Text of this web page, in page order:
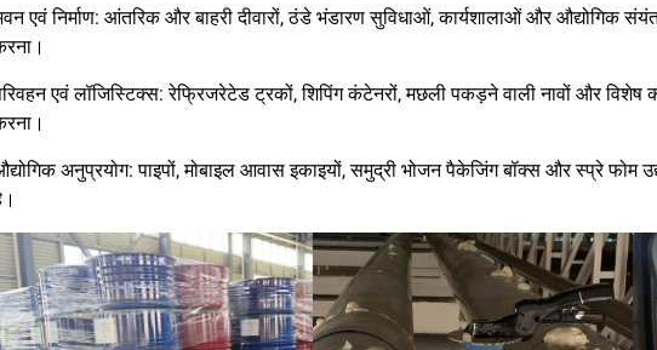
एवं निर्माण: आंतरिक और बाहरी दीवारों, ठंडे भंडारण सुविधाओं, कार्यशालाओं और औद्योगिक
एवं लॉजिस्टिक्स: रेफ्रिजरेटेड ट्रकों, शिपिंग कंटेनरों, मछली पकड़ने वाली नावों और विशेष
अनुप्रयोग: पाइपों, मोबाइल आवास इकाइयों, समुद्री भोजन पैकेजिंग बॉक्स और स्प्रे फोम